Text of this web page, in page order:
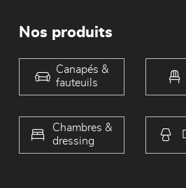
Nos produits
Canapés &
fauteuils
Chambres &
dressing